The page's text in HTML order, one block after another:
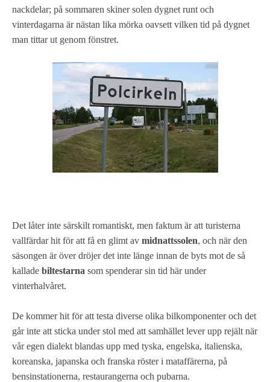
nackdelar; på sommaren skiner solen dygnet runt och
vinterdagarna är nästan lika mörka oavsett vilken tid på dygnet
man tittar ut genom fönstret.
Det låter inte särskilt romantiskt, men faktum är att turisterna
vallfärdar hit för att få en glimt av midnattssolen, och när den
säsongen är över dröjer det inte länge innan de byts mot de så
kallade biltestarna som spenderar sin tid här under
vinterhalvåret.
De kommer hit för att testa diverse olika bilkomponenter och det
går inte att sticka under stol med att samhället lever upp rejält när
vår egen dialekt blandas upp med tyska, engelska, italienska,
koreanska, japanska och franska röster i mataffärerna, på
bensinstationerna, restaurangerna och pubarna.